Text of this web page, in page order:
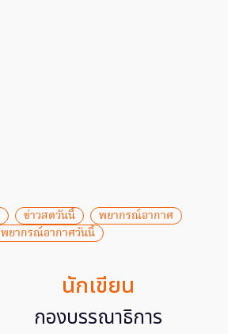
ข่าวสดวันนี้
พยากรณ์อากาศ
พยากรณ์อากาศวันนี้
นักเขียน
กองบรรณาธิการ